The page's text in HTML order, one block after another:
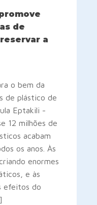
de
a
o bem da
de plástico de
Eptakili -
12 milhões de
acabam
os anos. Às
enormes
e às
efeitos do